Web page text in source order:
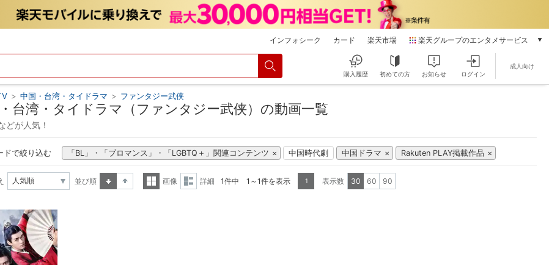
インフォシーク カード 楽天市場 楽天グループのエンタメサービス
本/ゲーム/CD/DVD
雑誌読み放題
楽天マガジン
動画配信
購入履歴 初めての方 お知らせ ログイン
成人向け
> 中国・台湾・タイドラマ > ファンタジー武侠
台湾・タイドラマ（ファンタジー武侠）の動画一覧
どが人気！
ドで絞り込む 「BL」・「ブロマンス」・「LGBTQ＋」関連コンテンツ 中国時代劇 中国ドラマ Rakuten PLAY掲載作品
並び順
画像
詳細 1件中 1～1件を表示 1 表示数 30 60 90